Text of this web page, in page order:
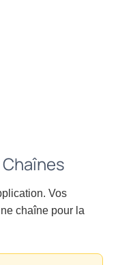
Vos
chaîne pour la